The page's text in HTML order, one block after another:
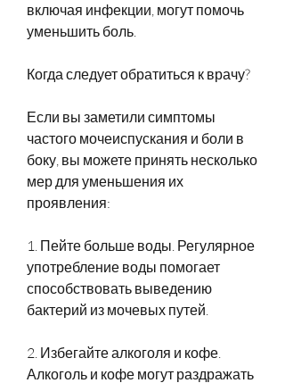
включая инфекции, могут помочь
уменьшить боль.
Когда следует обратиться к врачу?
Если вы заметили симптомы
частого мочеиспускания и боли в
боку, вы можете принять несколько
мер для уменьшения их
проявления:
1. Пейте больше воды. Регулярное
употребление воды помогает
способствовать выведению
бактерий из мочевых путей.
2. Избегайте алкоголя и кофе.
Алкоголь и кофе могут раздражать